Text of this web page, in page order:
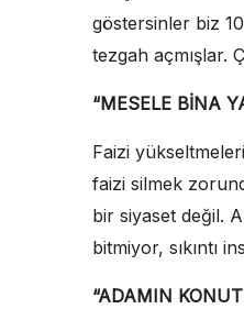
göstersinler biz
tezgah açmışlar.
“MESELE BİNA
Faizi
faizi silmek
bir siyaset değil.
bitmiyor, sıkıntı
“ADAMIN